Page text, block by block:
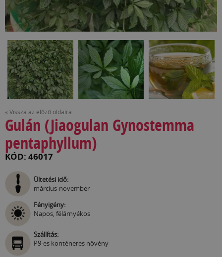
« Vissza az előző oldalra
Gulán (Jiaogulan Gynostemma
pentaphyllum)
KÓD: 46017
Ültetési idő:
március-november
Fényigény:
Napos, félárnyékos
Szállítás:
P9-es konténeres növény